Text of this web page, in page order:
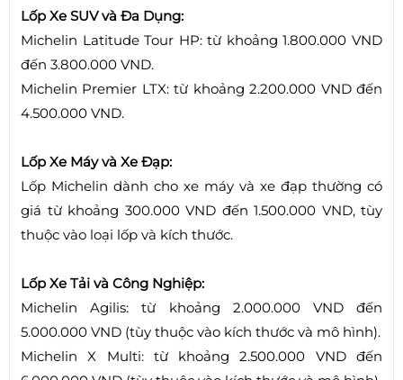
Lốp Xe SUV và Đa Dụng:
Michelin Latitude Tour HP: từ khoảng 1.800.000 VND
đến 3.800.000 VND.
Michelin Premier LTX: từ khoảng 2.200.000 VND đến
4.500.000 VND.
Lốp Xe Máy và Xe Đạp:
Lốp Michelin dành cho xe máy và xe đạp thường có
giá từ khoảng 300.000 VND đến 1.500.000 VND, tùy
thuộc vào loại lốp và kích thước.
Lốp Xe Tải và Công Nghiệp:
Michelin Agilis: từ khoảng 2.000.000 VND đến
5.000.000 VND (tùy thuộc vào kích thước và mô hình).
Michelin X Multi: từ khoảng 2.500.000 VND đến